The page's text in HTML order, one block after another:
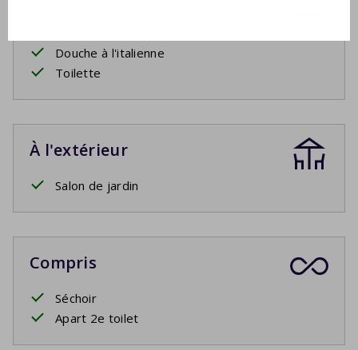
Douche à l'italienne
Toilette
À l'extérieur
Salon de jardin
Compris
Séchoir
Apart 2e toilet